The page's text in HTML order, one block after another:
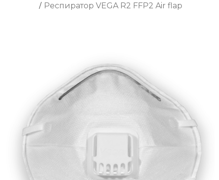
/ Респиратор VEGA R2 FFP2 Air flap